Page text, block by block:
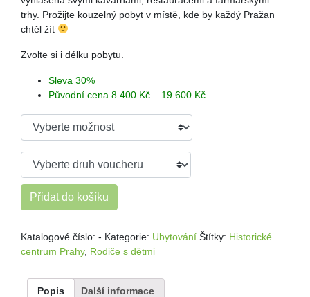
trhy. Prožijte kouzelný pobyt v místě, kde by každý Pražan
chtěl žít
Zvolte si i délku pobytu.
Sleva 30%
Původní cena 8 400 Kč – 19 600 Kč
Přidat do košíku
Katalogové číslo: - Kategorie: Ubytování Štítky: Historické
centrum Prahy, Rodiče s dětmi
Popis Další informace